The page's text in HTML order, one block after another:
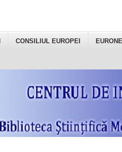
CONSILIUL EUROPEI